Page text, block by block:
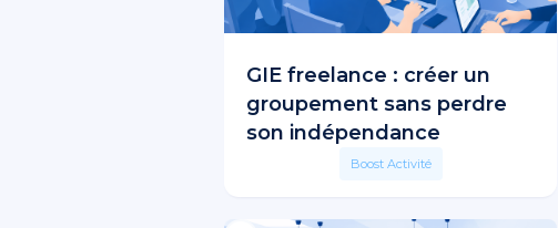
GIE freelance : créer un
groupement sans perdre
son indépendance
Boost Activité